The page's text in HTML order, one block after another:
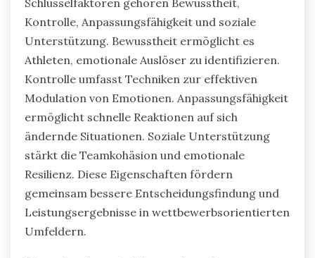
Schlüsselfaktoren gehören Bewusstheit,
Kontrolle, Anpassungsfähigkeit und soziale
Unterstützung. Bewusstheit ermöglicht es
Athleten, emotionale Auslöser zu identifizieren.
Kontrolle umfasst Techniken zur effektiven
Modulation von Emotionen. Anpassungsfähigkeit
ermöglicht schnelle Reaktionen auf sich
ändernde Situationen. Soziale Unterstützung
stärkt die Teamkohäsion und emotionale
Resilienz. Diese Eigenschaften fördern
gemeinsam bessere Entscheidungsfindung und
Leistungsergebnisse in wettbewerbsorientierten
Umfeldern.